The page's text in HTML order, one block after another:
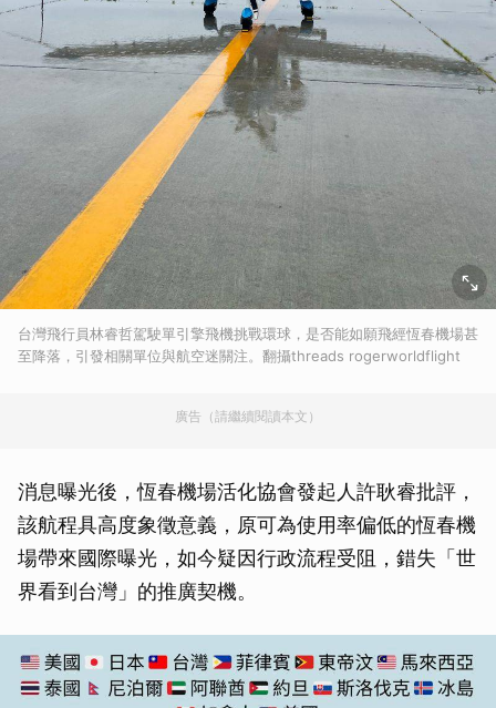
台灣飛行員林睿哲駕駛單引擎飛機挑戰環球，是否能如願飛經恆春機場甚
至降落，引發相關單位與航空迷關注。翻攝threads rogerworldflight
廣告（請繼續閱讀本文）
消息曝光後，恆春機場活化協會發起人許耿睿批評，
該航程具高度象徵意義，原可為使用率偏低的恆春機
場帶來國際曝光，如今疑因行政流程受阻，錯失「世
界看到台灣」的推廣契機。